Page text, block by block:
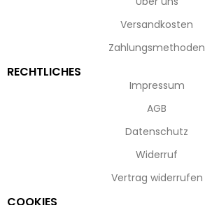
Versandkosten
Zahlungsmethoden
RECHTLICHES
Impressum
AGB
Datenschutz
Widerruf
Vertrag widerrufen